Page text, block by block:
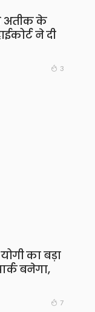
अतीक के
ने दी
3
का बड़ा
बनेगा,
7